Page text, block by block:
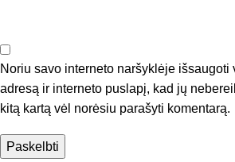
Noriu savo interneto naršyklėje išsaugoti
adresą ir interneto puslapį, kad jų
kitą kartą vėl norėsiu parašyti komentarą.